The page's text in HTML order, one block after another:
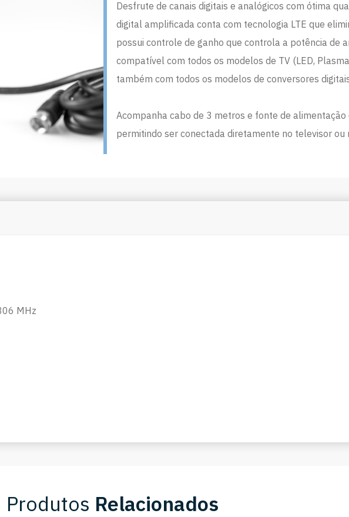
Desfrute de canais digitais e analógicos com ótima
digital amplificada conta com tecnologia LTE que
possui controle de ganho que controla a potência de
compatível com todos os modelos de TV (LED,
também com todos os modelos de conversores
Acompanha cabo de 3 metros e fonte de alimentação
permitindo ser conectada diretamente no televisor ou
MHz
Produtos Relacionados